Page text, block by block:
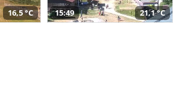
16,5 °C 15:49 21,1 °C